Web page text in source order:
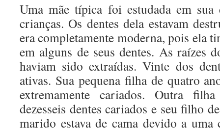
Uma mãe típica foi estudada em
crianças. Os dentes dela estavam
era completamente moderna, pois ela
em alguns de seus dentes. As raízes
haviam sido extraídas. Vinte dos
ativas. Sua pequena filha de quatro
extremamente cariados. Outra
dezesseis dentes cariados e seu filho
marido estava de cama devido a uma